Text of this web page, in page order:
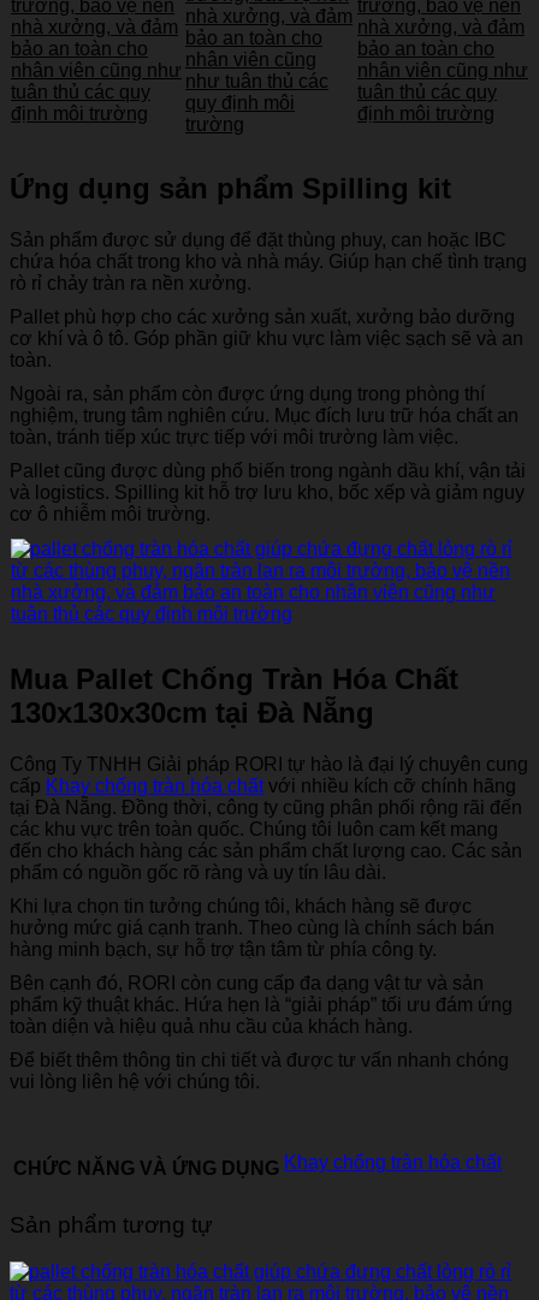
Ứng dụng sản phẩm Spilling kit
Sản phẩm được sử dụng để đặt thùng phuy, can hoặc IBC
chứa hóa chất trong kho và nhà máy. Giúp hạn chế tình trạng
rò rỉ chảy tràn ra nền xưởng.
Pallet phù hợp cho các xưởng sản xuất, xưởng bảo dưỡng
cơ khí và ô tô. Góp phần giữ khu vực làm việc sạch sẽ và an
toàn.
Ngoài ra, sản phẩm còn được ứng dụng trong phòng thí
nghiệm, trung tâm nghiên cứu. Mục đích lưu trữ hóa chất an
toàn, tránh tiếp xúc trực tiếp với môi trường làm việc.
Pallet cũng được dùng phổ biến trong ngành dầu khí, vận tải
và logistics. Spilling kit hỗ trợ lưu kho, bốc xếp và giảm nguy
cơ ô nhiễm môi trường.
Mua Pallet Chống Tràn Hóa Chất
130x130x30cm tại Đà Nẵng
Công Ty TNHH Giải pháp RORI tự hào là đại lý chuyên cung
cấp Khay chống tràn hóa chấtvới nhiều kích cỡ chính hãng
tại Đà Nẵng. Đồng thời, công ty cũng phân phối rộng rãi đến
các khu vực trên toàn quốc. Chúng tôi luôn cam kết mang
đến cho khách hàng các sản phẩm chất lượng cao. Các sản
phẩm có nguồn gốc rõ ràng và uy tín lâu dài.
Khi lựa chọn tin tưởng chúng tôi, khách hàng sẽ được
hưởng mức giá cạnh tranh. Theo cùng là chính sách bán
hàng minh bạch, sự hỗ trợ tận tâm từ phía công ty.
Bên cạnh đó, RORI còn cung cấp đa dạng vật tư và sản
phẩm kỹ thuật khác. Hứa hẹn là “giải pháp” tối ưu đám ứng
toàn diện và hiệu quả nhu cầu của khách hàng.
Để biết thêm thông tin chi tiết và được tư vấn nhanh chóng
vui lòng liên hệ với chúng tôi.
CHỨC NĂNG VÀ ỨNG DỤNG Khay chống tràn hóa chất
Sản phẩm tương tự